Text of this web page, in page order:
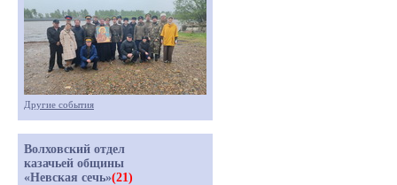
Другие события
Волховский отдел
казачьей общины
«Невская сечь»(21)